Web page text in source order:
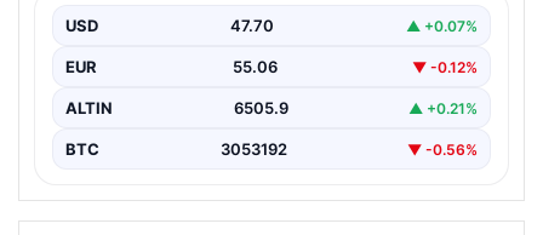
popüler alanlarından biri gelmiştir. Bahçeyle uyumlu
dinlenmek,…
USD 47.70 ▲ +0.07%
EUR 55.06 ▼ -0.12%
ALTIN 6505.9 ▲ +0.21%
BTC 3053192 ▼ -0.56%